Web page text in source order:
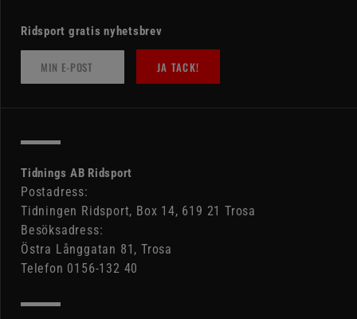
Ridsport gratis nyhetsbrev
JA TACK!
Tidnings AB Ridsport
Postadress:
Tidningen Ridsport, Box 14, 619 21 Trosa
Besöksadress:
Östra Långgatan 81, Trosa
Telefon 0156-132 40